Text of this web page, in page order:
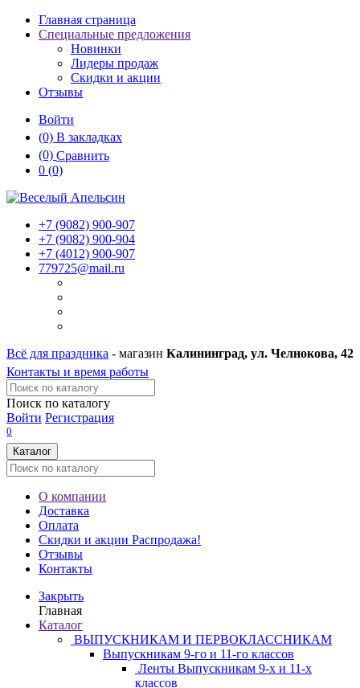
Главная страница
Специальные предложения
Новинки
Лидеры продаж
Скидки и акции
Отзывы
Войти
(0) В закладках
(0) Сравнить
0 (0)
+7 (9082) 900-907
+7 (9082) 900-904
+7 (4012) 900-907
779725@mail.ru
Всё для праздника - магазин Калининград, ул. Челнокова, 42
Контакты и время работы
Поиск по каталогу
Войти Регистрация
0
Каталог
О компании
Доставка
Оплата
Скидки и акции Распродажа!
Отзывы
Контакты
Закрыть
Главная
Каталог
ВЫПУСКНИКАМ И ПЕРВОКЛАССНИКАМ
Выпускникам 9-го и 11-го классов
Ленты Выпускникам 9-х и 11-х
классов